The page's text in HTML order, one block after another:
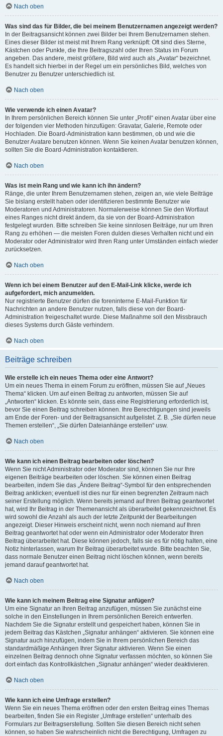
Nach oben
Was sind das für Bilder, die bei meinem Benutzernamen angezeigt werden?
In der Beitragsansicht können zwei Bilder bei Ihrem Benutzernamen stehen.
Eines dieser Bilder ist meist mit Ihrem Rang verknüpft: Oft sind dies Sterne,
Kästchen oder Punkte, die Ihre Beitragszahl oder Ihren Status im Forum
angeben. Das andere, meist größere, Bild wird auch als „Avatar“ bezeichnet.
Es handelt sich hierbei in der Regel um ein persönliches Bild, welches von
Benutzer zu Benutzer unterschiedlich ist.
Nach oben
Wie verwende ich einen Avatar?
In Ihrem persönlichen Bereich können Sie unter „Profil“ einen Avatar über eine
der folgenden vier Methoden hinzufügen: Gravatar, Galerie, Remote oder
Hochladen. Die Board-Administration kann bestimmen, ob und wie die
Benutzer Avatare benutzen können. Wenn Sie keinen Avatar benutzen können,
sollten Sie die Board-Administration kontaktieren.
Nach oben
Was ist mein Rang und wie kann ich ihn ändern?
Ränge, die unter Ihrem Benutzernamen stehen, zeigen an, wie viele Beiträge
Sie bislang erstellt haben oder identifizieren bestimmte Benutzer wie
Moderatoren und Administratoren. Normalerweise können Sie den Wortlaut
eines Ranges nicht direkt ändern, da sie von der Board-Administration
festgelegt wurden. Bitte schreiben Sie keine sinnlosen Beiträge, nur um Ihren
Rang zu erhöhen — die meisten Foren dulden dieses Verhalten nicht und ein
Moderator oder Administrator wird Ihren Rang unter Umständen einfach wieder
zurücksetzen.
Nach oben
Wenn ich bei einem Benutzer auf den E-Mail-Link klicke, werde ich
aufgefordert, mich anzumelden.
Nur registrierte Benutzer dürfen die foreninterne E-Mail-Funktion für
Nachrichten an andere Benutzer nutzen, falls diese von der Board-
Administration freigeschaltet wurde. Diese Maßnahme soll den Missbrauch
dieses Systems durch Gäste verhindern.
Nach oben
Beiträge schreiben
Wie erstelle ich ein neues Thema oder eine Antwort?
Um ein neues Thema in einem Forum zu eröffnen, müssen Sie auf „Neues
Thema“ klicken. Um auf einen Beitrag zu antworten, müssen Sie auf
„Antworten“ klicken. Es könnte sein, dass eine Registrierung erforderlich ist,
bevor Sie einen Beitrag schreiben können. Ihre Berechtigungen sind jeweils
am Ende der Foren- und der Beitragsansicht aufgelistet. Z. B. „Sie dürfen neue
Themen erstellen“, „Sie dürfen Dateianhänge erstellen“ usw.
Nach oben
Wie kann ich einen Beitrag bearbeiten oder löschen?
Wenn Sie nicht Administrator oder Moderator sind, können Sie nur Ihre
eigenen Beiträge bearbeiten oder löschen. Sie können einen Beitrag
bearbeiten, indem Sie das „Ändere Beitrag“-Symbol für den entsprechenden
Beitrag anklicken; eventuell ist dies nur für einen begrenzten Zeitraum nach
seiner Erstellung möglich. Wenn bereits jemand auf Ihren Beitrag geantwortet
hat, wird Ihr Beitrag in der Themenansicht als überarbeitet gekennzeichnet. Es
wird sowohl die Anzahl als auch der letzte Zeitpunkt der Bearbeitungen
angezeigt. Dieser Hinweis erscheint nicht, wenn noch niemand auf Ihren
Beitrag geantwortet hat oder wenn ein Administrator oder Moderator Ihren
Beitrag überarbeitet hat. Diese können jedoch, falls sie es für nötig halten, eine
Notiz hinterlassen, warum Ihr Beitrag überarbeitet wurde. Bitte beachten Sie,
dass normale Benutzer einen Beitrag nicht löschen können, wenn bereits
jemand darauf geantwortet hat.
Nach oben
Wie kann ich meinem Beitrag eine Signatur anfügen?
Um eine Signatur an Ihren Beitrag anzufügen, müssen Sie zunächst eine
solche in den Einstellungen in Ihrem persönlichen Bereich entwerfen.
Nachdem Sie die Signatur erstellt und gespeichert haben, können Sie in
jedem Beitrag das Kästchen „Signatur anhängen“ aktivieren. Sie können eine
Signatur auch hinzufügen, indem Sie in Ihrem persönlichen Bereich das
standardmäßige Anhängen Ihrer Signatur aktivieren. Wenn Sie einen
einzelnen Beitrag dennoch ohne Signatur verfassen möchten, so können Sie
dort einfach das Kontrollkästchen „Signatur anhängen“ wieder deaktivieren.
Nach oben
Wie kann ich eine Umfrage erstellen?
Wenn Sie ein neues Thema eröffnen oder den ersten Beitrag eines Themas
bearbeiten, finden Sie ein Register „Umfrage erstellen“ unterhalb des
Formulars zur Beitragserstellung. Sollten Sie diesen Bereich nicht sehen
können, so haben Sie wahrscheinlich nicht die Berechtigung, Umfragen zu